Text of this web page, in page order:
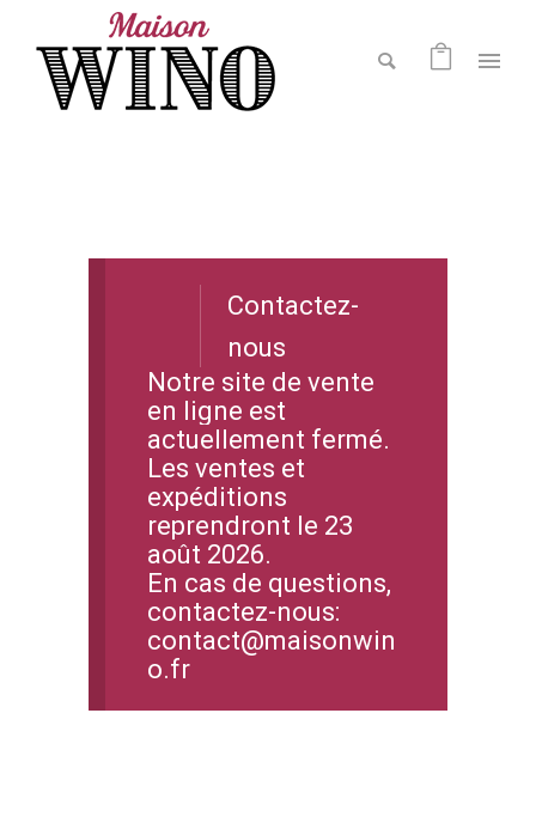
Contactez-
nous
Notre site de vente
en ligne est
actuellement fermé.
Les ventes et
expéditions
reprendront le 23
août 2026.
En cas de questions,
contactez-nous:
contact@maisonwin
o.fr